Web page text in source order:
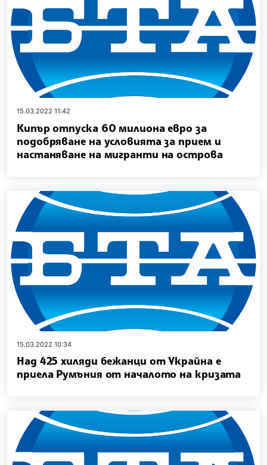
15.03.2022 11:42
Кипър отпуска 60 милиона евро за
подобряване на условията за прием и
настаняване на мигранти на острова
15.03.2022 10:34
Над 425 хиляди бежанци от Украйна е
приела Румъния от началото на кризата